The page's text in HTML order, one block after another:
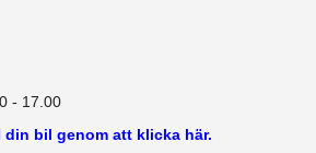
- 17.00
bil genom att klicka här.